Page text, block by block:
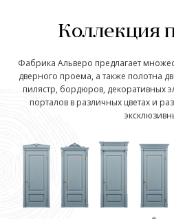
Коллекция
Фабрика Альверо предлагает
дверного проема, а также полотна
пилястр, бордюров, декоративных
порталов в различных цветах и